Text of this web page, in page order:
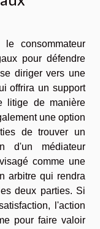
consommateur
pour défendre
diriger vers une
offrira un support
litige de manière
une option
de trouver un
d'un médiateur
comme une
arbitre qui rendra
deux parties. Si
l'action
pour faire valoir